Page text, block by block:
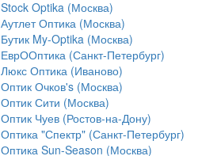
Stock Optika (Москва)
Аутлет Оптика (Москва)
Бутик My-Optika (Москва)
ЕврООптика (Санкт-Петербург)
Люкс Оптика (Иваново)
Оптик Очков's (Москва)
Оптик Сити (Москва)
Оптик Чуев (Ростов-на-Дону)
Оптика "Спектр" (Санкт-Петербург)
Оптика Sun-Season (Москва)